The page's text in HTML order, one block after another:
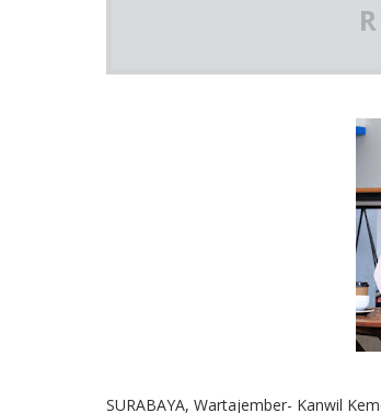
SURABAYA, Wartajember- Kanwil